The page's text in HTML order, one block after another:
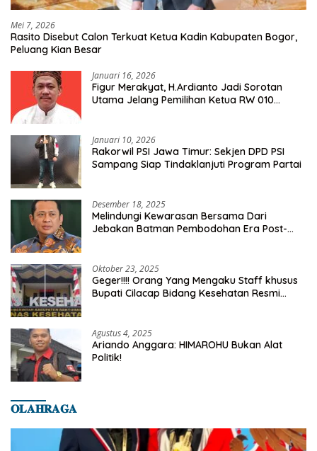
Mei 7, 2026
Rasito Disebut Calon Terkuat Ketua Kadin Kabupaten Bogor,
Peluang Kian Besar
Januari 16, 2026
Figur Merakyat, H.Ardianto Jadi Sorotan
Utama Jelang Pemilihan Ketua RW 010
Januari 10, 2026
Rakorwil PSI Jawa Timur: Sekjen DPD PSI
Sampang Siap Tindaklanjuti Program Partai
Desember 18, 2025
Melindungi Kewarasan Bersama Dari
Jebakan Batman Pembodohan Era Post-
Oktober 23, 2025
Geger!!!! Orang Yang Mengaku Staff khusus
Bupati Cilacap Bidang Kesehatan Resmi
Agustus 4, 2025
Ariando Anggara: HIMAROHU Bukan Alat
Politik!
𝐎𝐋𝐀𝐇𝐑𝐀𝐆𝐀